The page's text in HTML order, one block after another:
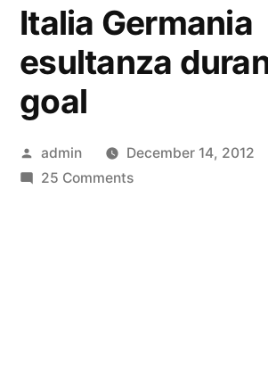
Italia Germania
esultanza
goal
Posted
by
admin
December 14, 2012
25 Commentson